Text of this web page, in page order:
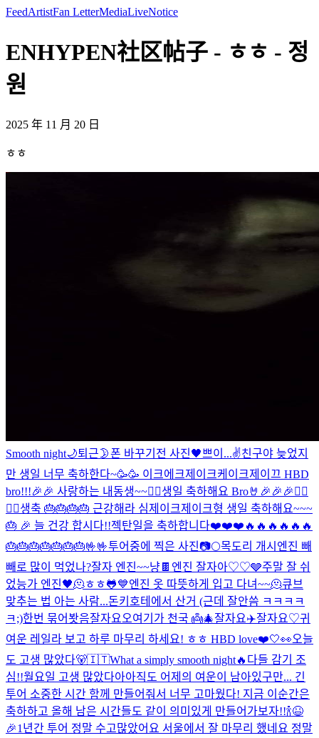
FeedArtistFan LetterMediaLiveNotice
ENHYPEN社区帖子 - ㅎㅎ - 정
원
2025 年 11 月 20 日
ㅎㅎ
Smooth night🌙퇴근🌛폰 바꾸기전 사진🖤쁘이...✌️친구야 늦었지
만 생일 너무 축하한다~🥳🥳 이크에크제이크케이크제이끄 HBD
bro!!!🎉🎉 사랑하는 내동생~~❤️‍🔥생일 축하해요 Bro🤘🎉🎉🎉❤️‍🔥
❤️‍🔥생축 🎂🎂🎂🎂 근강해라 심제이크제이크형 생일 축하해요~~~
🎂 🎉 늘 건강 합시다!!젝탄일을 축하합니다❤️❤️❤️🔥🔥🔥🔥🔥🔥
🎂🎂🎂🎂🎂🎂🎂🤟🤟투어중에 찍은 사진📷🌕목도리 개시 엔진 빼
빼로 많이 먹었나?잘자 엔진~~냥 🍫 엔진 잘자아♡♡🩶주말 잘 쉬
었능가 엔진🖤🫠ㅎㅎ🐸💙엔진 옷 따뜻하게 입고 다녀~~🫠큐브
맞추는 법 아는 사람...돈키호테에서 산거 (근데 잘안씀 ㅋㅋㅋㅋ
ㅋ;)한번 묶어봣음잘자요오여기가 천국 👼🎄잘자요✈️잘자요♡귀
여운 레일라 보고 하루 마무리 하세요! ㅎㅎ HBD love❤️🤍👀오늘
도 고생 많았다🐻🇮🇹What a simply smooth night🔥 다들 감기 조
심!!월요일 고생 많았다아아직도 어제의 여운이 남아있구만... 긴
투어 소중한 시간 함께 만들어줘서 너무 고마웠다! 지금 이순간은
축하하고 올해 남은 시간들도 같이 의미있게 만들어가보자!!🍾😆
🎉1년간 투어 정말 수고많았어요 서울에서 잘 마무리 했네요 정말